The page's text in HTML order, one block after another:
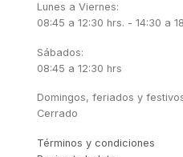
Lunes a Viernes:
08:45 a 12:30 hrs. - 14:30 a
Sábados:
08:45 a 12:30 hrs
Domingos, feriados y
Cerrado
Términos y condiciones